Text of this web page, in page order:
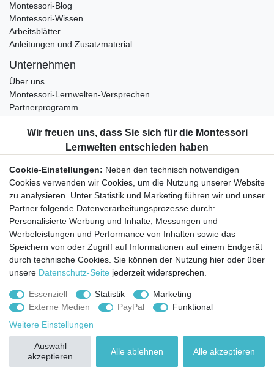
Montessori-Blog
Montessori-Wissen
Arbeitsblätter
Anleitungen und Zusatzmaterial
Unternehmen
Über uns
Montessori-Lernwelten-Versprechen
Partnerprogramm
Bestellung widerrufen
Datenschutzerklärung
AGB
Impressum
Aktuelles rund um Montessori-Materialien und
Montessori-Pädagogik.
Kostenfreie wöchentliche Infos
Hiermit bestätige ich, dass ich dieDaten­schutz­erklärunggelesen habe. Sie
Abonnieren
© Copyright 2026 | Alle Rechte vorbehalten.
Cookie-Einstellungen: Neben den technisch notwendigen
Cookies verwenden wir Cookies, um die Nutzung unserer Website
zu analysieren. Unter Statistik und Marketing führen wir und unser
Partner folgende Datenverarbeitungsprozesse durch:
Personalisierte Werbung und Inhalte, Messungen und
Werbeleistungen und Performance von Inhalten sowie das
Speichern von oder Zugriff auf Informationen auf einem Endgerät
durch technische Cookies. Sie können der Nutzung hier oder über
unsere Datenschutz-Seite jederzeit widersprechen.
Essenziell Statistik
Marketing
Externe Medien
PayPal
Funktional
Weitere Einstellungen
Alle akzeptieren
Alle ablehnen
Auswahl
akzeptieren